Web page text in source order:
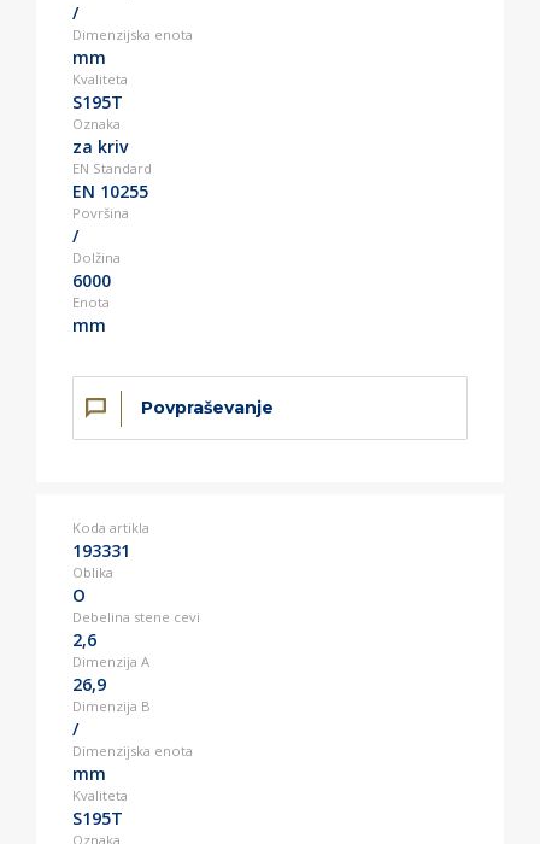
/
Dimenzijska enota
mm
Kvaliteta
S195T
Oznaka
za kriv
EN Standard
EN 10255
Površina
/
Dolžina
6000
Enota
mm
Povpraševanje
Koda artikla
193331
Oblika
O
Debelina stene cevi
2,6
Dimenzija A
26,9
Dimenzija B
/
Dimenzijska enota
mm
Kvaliteta
S195T
Oznaka